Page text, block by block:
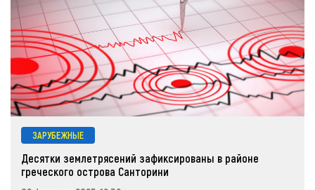
ЗАРУБЕЖНЫЕ
Десятки землетрясений зафиксированы в районе
греческого острова Санторини